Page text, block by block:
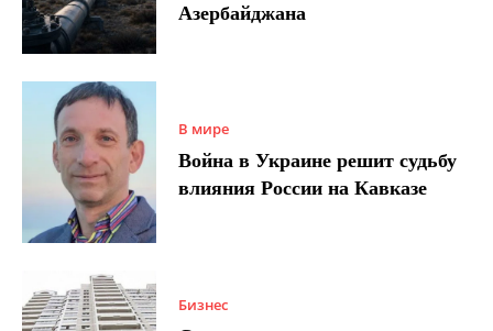
Азербайджана
В мире
Война в Украине решит судьбу
влияния России на Кавказе
Бизнес